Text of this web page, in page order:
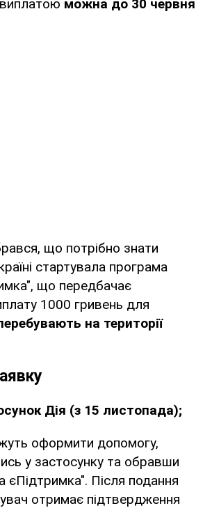
можна до 30 червня
що потрібно знати
стартувала програма
що передбачає
1000 гривень для
на території
Дія (з 15 листопада);
оформити допомогу,
у застосунку та обравши
єПідтримка". Після подання
отримає підтвердження